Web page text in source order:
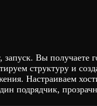
запуск. Вы получаете
структуру и
Настраиваем
подрядчик,